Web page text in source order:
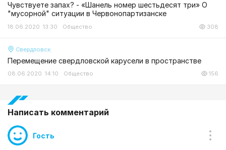
Чувствуете запах? - «Шанель номер шестьдесят три» О
"мусорной" ситуации в Червонопартизанске
18.06.2020 13:30 Общество 308
Свердловск
Перемещение свердловской карусели в пространстве
08.06.2020 14:10 Общество 156
Написать комментарий
Гость